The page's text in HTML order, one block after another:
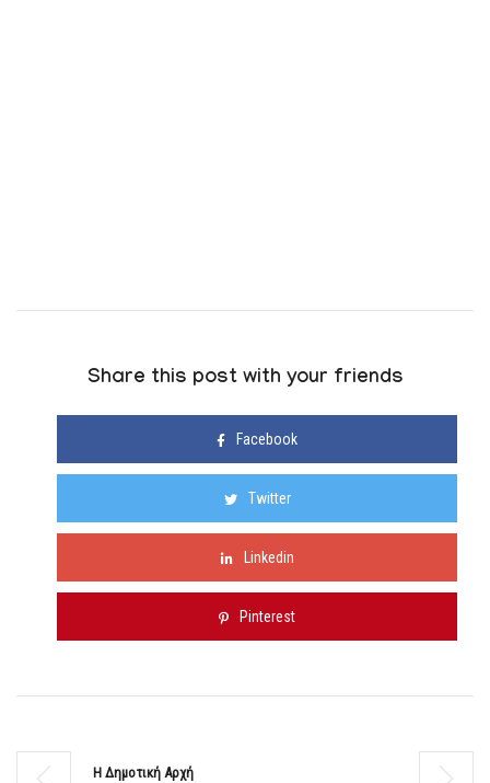
Share this post with your friends
Facebook
Twitter
Linkedin
Pinterest
Η Δημοτική Αρχή